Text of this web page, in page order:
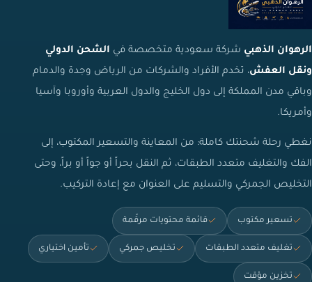
الرهوان الذهبي شركة سعودية متخصصة في الشحن الدولي
ونقل العفش، تخدم الأفراد والشركات من الرياض وجدة والدمام
وباقي مدن المملكة إلى دول الخليج والدول العربية وأوروبا وآسيا
وأمريكا.
نغطي رحلة شحنتك كاملة: من المعاينة والتسعير المكتوب، إلى
الفك والتغليف متعدد الطبقات، ثم النقل بحراً أو جواً أو براً، وحتى
التخليص الجمركي والتسليم على العنوان مع إعادة التركيب.
تسعير مكتوب قائمة محتويات مرقّمة
تغليف متعدد الطبقات تخليص جمركي تأمين اختياري
تخزين مؤقت